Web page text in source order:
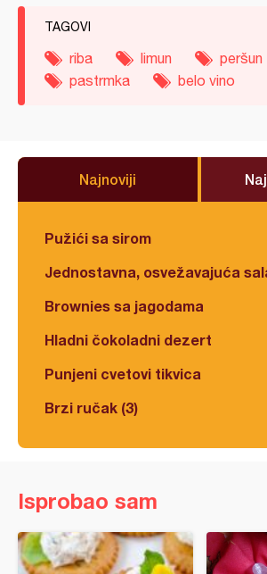
TAGOVI
riba limun
peršun
pastrmka
belo vino
Najnoviji
Pužići sa sirom
Jednostavna, osvežavajuća
Brownies sa jagodama
Hladni čokoladni dezert
Punjeni cvetovi tikvica
Brzi ručak (3)
Isprobao sam